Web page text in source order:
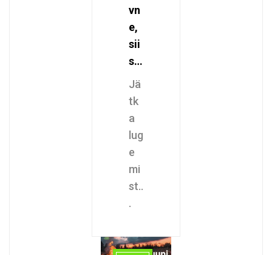
vn
e,
sii
s…
Jä
tk
a
lug
e
mi
st..
.